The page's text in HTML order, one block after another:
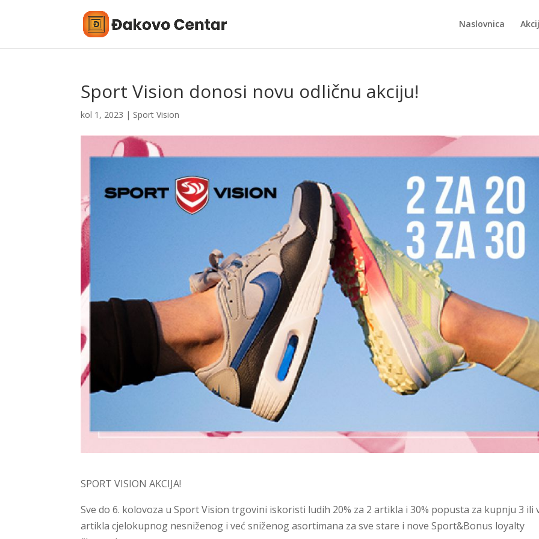
Naslovnica
Sport Vision donosi novu odličnu akciju!
kol 1, 2023 | Sport Vision
SPORT VISION AKCIJA!
Sve do 6. kolovoza u Sport Vision trgovini iskoristi ludih 20% za 2 artikla i 30% popusta za kupnju 3 ili
artikla cjelokupnog nesniženog i već sniženog asortimana za sve stare i nove Sport&Bonus loyalty